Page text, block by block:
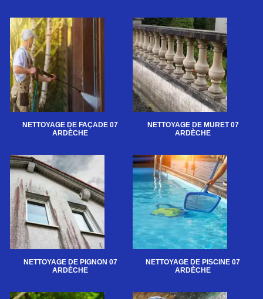
NETTOYAGE DE FAÇADE 07
ARDÈCHE
NETTOYAGE DE MURET 07
ARDÈCHE
NETTOYAGE DE PIGNON 07
ARDÈCHE
NETTOYAGE DE PISCINE 07
ARDÈCHE